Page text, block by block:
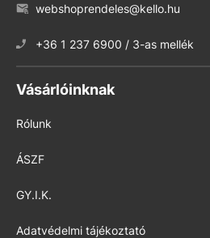
webshoprendeles@kello.hu
+36 1 237 6900 / 3-as mellék
Vásárlóinknak
Rólunk
ÁSZF
GY.I.K.
Adatvédelmi tájékoztató